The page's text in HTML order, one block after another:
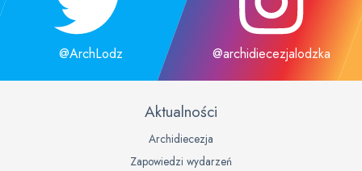
@ArchLodz @archidiecezjalodzka
Aktualności
Archidiecezja
Zapowiedzi wydarzeń